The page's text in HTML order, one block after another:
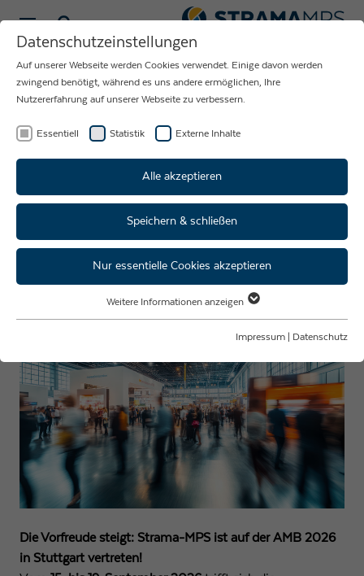
NEUIGKEITEN
RUND UM DAS
UNTERNEHMEN
STRAMA-MPS
Strama-MPS auf der AMB
2026 in Stuttgart – Besuchen
Sie uns in Halle 4, Stand 4B71
Die Vorfreude steigt: Strama-MPS ist auf der AMB 2026
in Stuttgart vertreten!
Datenschutzeinstellungen
Auf unserer Webseite werden Cookies verwendet. Einige davon werden
zwingend benötigt, während es uns andere ermöglichen, Ihre
Nutzererfahrung auf unserer Webseite zu verbessern.
Essentiell Statistik Externe Inhalte
Alle akzeptieren
Speichern & schließen
Nur essentielle Cookies akzeptieren
Essentielle Cookies werden für grundlegende Funktionen der Webseite
funktioniert.
Name fe_typo3_user
Anbieter Strama-MPS Maschinenbau GmbH & Co. KG
Laufzeit Ende der Sitzung
Behält die Zustände des Benutzers bei allen
Cookie-Informationen anzeigen
Statistik
Analytische Cookies helfen uns, unsere Webseite zu verbessern, indem
wir Informationen über Ihre Nutzung sammeln und melden.
Anbieter Google LLC
Externe Inhalte
Weitere Informationen anzeigen
Impressum Datenschutz